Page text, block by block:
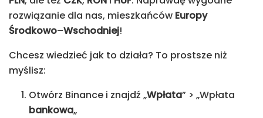
rozwiązanie dla nas, mieszkańców Europy
Środkowo–Wschodniej!
Chcesz wiedzieć jak to działa? To prostsze niż
myślisz:
Otwórz Binance i znajdź „Wpłata” > „Wpłata
bankowa„